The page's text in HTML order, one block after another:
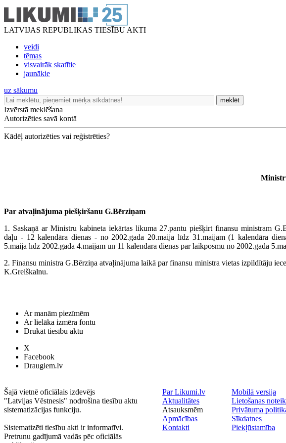
LATVIJAS REPUBLIKAS TIESĪBU AKTI
veidi
tēmas
visvairāk skatītie
jaunākie
uz sākumu
meklēt
Izvērstā meklēšana
Autorizēties savā kontā
Kādēļ autorizēties vai reģistrēties?
Par atvaļinājuma piešķiršanu G.Bērziņam
1. Saskaņā ar Ministru kabineta iekārtas likuma 27.pantu piešķirt finansu ministram
daļu - 12 kalendāra dienas - no 2002.gada 20.maija līdz 31.maijam (1 kalendāra
5.maija līdz 2002.gada 4.maijam un 11 kalendāra dienas par laikposmu no 2002.gada
2. Finansu ministra G.Bērziņa atvaļinājuma laikā par finansu ministra vietas izpildītāju
K.Greiškalnu.
Ar manām piezīmēm
Ar lielāka izmēra fontu
Drukāt tiesību aktu
X
Facebook
Draugiem.lv
Šajā vietnē oficiālais izdevējs
"Latvijas Vēstnesis" nodrošina tiesību aktu
sistematizācijas funkciju.
Sistematizēti tiesību akti ir informatīvi.
Pretrunu gadījumā vadās pēc oficiālās
Par Likumi.lv
Aktualitātes
Atsauksmēm
Apmācības
Kontakti
Mobilā versija
Lietošanas
Privātuma
Sīkdatnes
Piekļūstamība